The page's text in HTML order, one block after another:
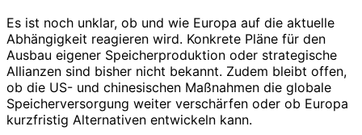
Es ist noch unklar, ob und wie Europa auf die aktuelle
Abhängigkeit reagieren wird. Konkrete Pläne für den
Ausbau eigener Speicherproduktion oder strategische
Allianzen sind bisher nicht bekannt. Zudem bleibt offen,
ob die US- und chinesischen Maßnahmen die globale
Speicherversorgung weiter verschärfen oder ob Europa
kurzfristig Alternativen entwickeln kann.